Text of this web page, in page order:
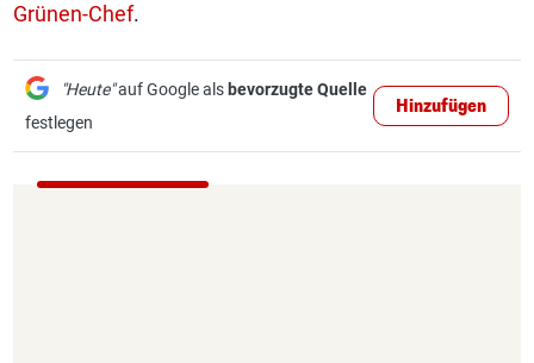
Grünen-Chef.
"Heute"auf Google als bevorzugte Quelle
festlegen
Hinzufügen